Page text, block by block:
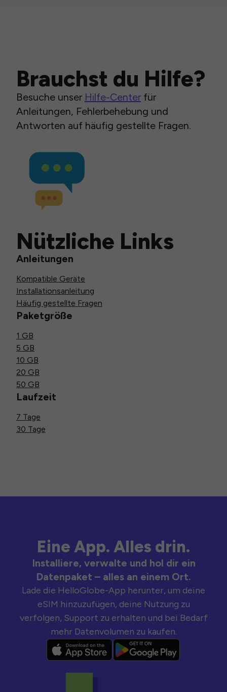
Brauchst du Hilfe?
Besuche unser Hilfe-Center für
Anleitungen, Fehlerbehebung und
Antworten auf häufig gestellte Fragen.
Nützliche Links
Anleitungen
Kompatible Geräte
Installationsanleitung
Häufig gestellte Fragen
Paketgröße
1 GB
5 GB
10 GB
20 GB
50 GB
Laufzeit
7 Tage
30 Tage
Eine App. Alles drin.
Installiere, verwalte und hol dir ein
Datenpaket – alles an einem Ort.
Lade die HelloGlobe-App herunter, um deine
eSIM hinzuzufügen, deine Nutzung zu
verfolgen, Support zu erhalten und bei Bedarf
mehr Datenvolumen zu kaufen.